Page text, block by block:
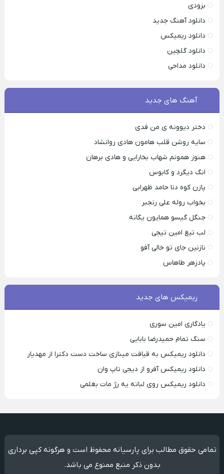
بزودی
دانلود آهنگ جدید
دانلود ریمیکس
دانلود گلچین
دانلود مداحی
آهنگ های جدید
دختر دیوونه ی من فدی
سایه روشن قلب هامون هادی روانشاد
هنوز همونم شهاب بخارایی و هادی برهان
انگ دیگرد و کابوس
پازن کوه دنا حامد ظهرابی
بخواب روله علی رنجبر
جنگل گیسو همایون یگانه
لب تیغ امین تیجی
نازنین جای تو خالی آفو
پادزهر طاهاس
ریمیکس های جدید
یادگاری امین سوری
سنگ تمام حمیدرضا بابایی
دانلود ریمیکس به قیافت مینازی ساخت دست دکترا از مهدیار
دانلود ریمیکس آفرو از ديجی تاپ وان
دانلود ریمیکس روی لباته یه رژ مات بغلمی
تمامی حقوق مطالب برای پارسیانه محفوظ است و هرگونه کپی برداری
بدون ذکر منبع ممنوع می باشد.